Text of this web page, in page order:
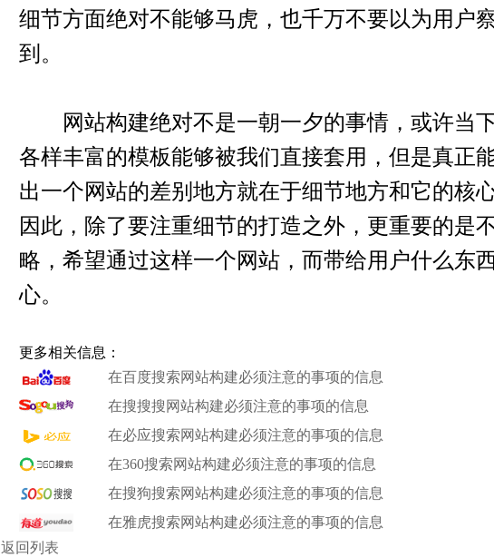
细节方面绝对不能够马虎，也千万不要以为用户
到。
网站构建绝对不是一朝一夕的事情，或许当
各样丰富的模板能够被我们直接套用，但是真正
出一个网站的差别地方就在于细节地方和它的核
因此，除了要注重细节的打造之外，更重要的是
略，希望通过这样一个网站，而带给用户什么东
心。
更多相关信息：
在百度搜索网站构建必须注意的事项的信息
在搜搜搜网站构建必须注意的事项的信息
在必应搜索网站构建必须注意的事项的信息
在360搜索网站构建必须注意的事项的信息
在搜狗搜索网站构建必须注意的事项的信息
在雅虎搜索网站构建必须注意的事项的信息
返回列表